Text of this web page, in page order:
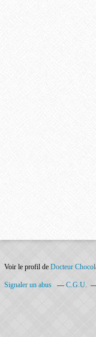
Voir le profil de Docteur
Signaler un abus C.G.U.